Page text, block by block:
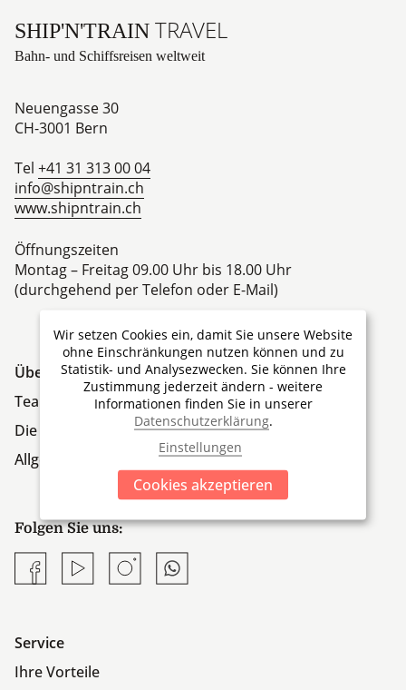
SHIP'N'TRAIN TRAVEL
Bahn- und Schiffsreisen weltweit
Neuengasse 30
CH-3001 Bern
Tel +41 31 313 00 04
info@shipntrain.ch
www.shipntrain.ch
Öffnungszeiten
Montag – Freitag 09.00 Uhr bis 18.00 Uhr
(durchgehend per Telefon oder E-Mail)
Über Ship'N'Train Travel
Team
Die Firmengruppe
Allgemeine Geschäftsbedingungen
Folgen Sie uns:
Facebook YouTube Instagram Whatsapp
Service
Ihre Vorteile
Wir setzen Cookies ein, damit Sie unsere Website
ohne Einschränkungen nutzen können und zu
Statistik- und Analysezwecken. Sie können Ihre
Zustimmung jederzeit ändern - weitere
Informationen finden Sie in unserer
Datenschutzerklärung.
Einstellungen
Cookies akzeptieren